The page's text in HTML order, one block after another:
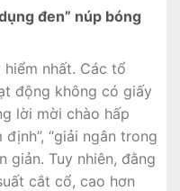
đen” núp bóng
nhất. Các tổ
động không có giấy
lời mời chào hấp
“giải ngân trong
giản. Tuy nhiên, đằng
cắt cổ, cao hơn